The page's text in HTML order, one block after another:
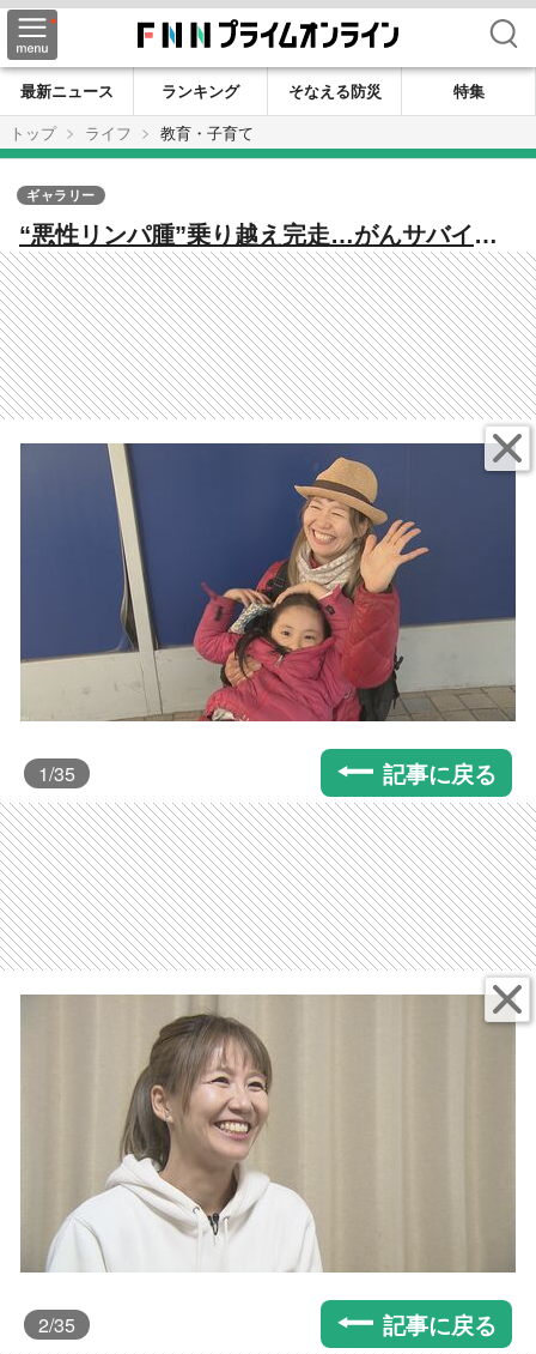
検索
最新ニュース ランキング そなえる防災
特集
トップ
ライフ 教育・子育て
“悪性リンパ腫”乗り越え完走…がんサバイバ
ーの女性ランナー 里子に迎えた6歳の愛娘へ
マラソンで伝えたい想い
ギャラリー
1/35 記事に戻る
2/35 記事に戻る